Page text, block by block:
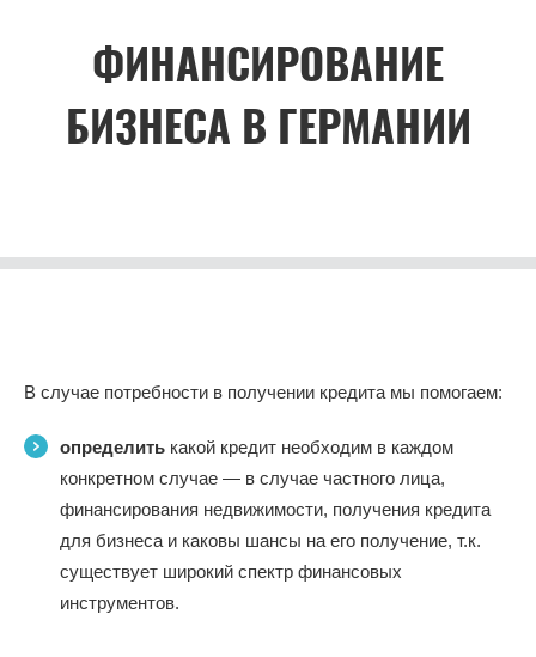
ФИНАНСИРОВАНИЕ
БИЗНЕСА В ГЕРМАНИИ
В случае потребности в получении кредита мы помогаем:
определить какой кредит необходим в каждом
конкретном случае — в случае частного лица,
финансирования недвижимости, получения кредита
для бизнеса и каковы шансы на его получение, т.к.
существует широкий спектр финансовых
инструментов.